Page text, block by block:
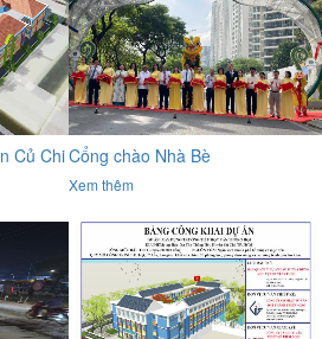
Củ ChiCổng chào Nhà Bè
Xem thêm